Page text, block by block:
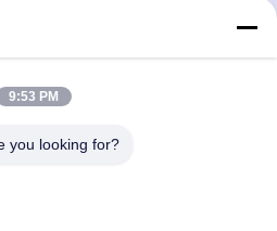
επαρχία, Κίνα
9:53 PM
you looking for?